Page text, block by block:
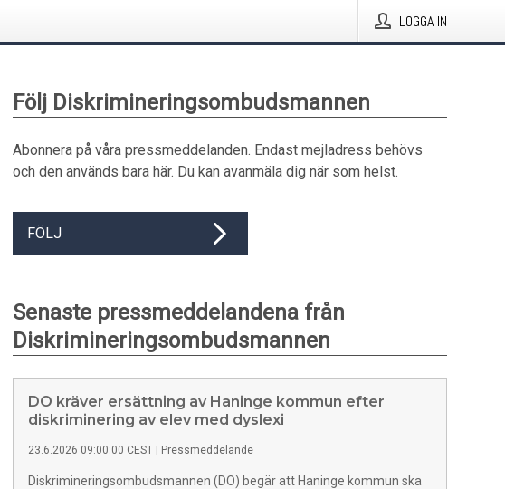
LOGGA IN
Följ Diskrimineringsombudsmannen
Abonnera på våra pressmeddelanden. Endast mejladress behövs
och den används bara här. Du kan avanmäla dig när som helst.
FÖLJ
Senaste pressmeddelandena från
Diskrimineringsombudsmannen
DO kräver ersättning av Haninge kommun efter
diskriminering av elev med dyslexi
23.6.2026 09:00:00 CEST Pressmeddelande
Diskrimineringsombudsmannen (DO) begär att Haninge kommun ska